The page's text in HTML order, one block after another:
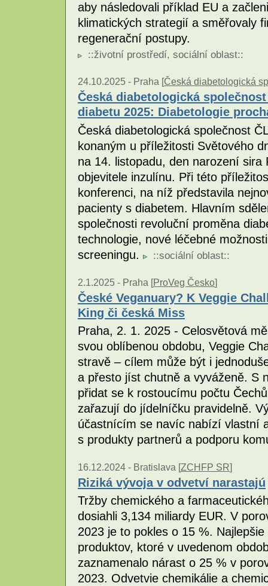
aby následovali příklad EU a
klimatických strategií a směřovaly
regenerační postupy.
::životní prostředí, sociální oblast::
24.10.2025 - Praha [Česká diabetologická
Česká diabetologická
diabetu 2025: Diabetologie
Česká diabetologická společnost
konaným u příležitosti Světového
na 14. listopadu, den narození
objevitele inzulínu. Při této
konferenci, na níž představila
pacienty s diabetem. Hlavním
společnosti revoluční proměna
technologie, nové léčebné
screeningu.
::sociální oblast::
2.1.2025 - Praha [ProVeg Česko]
České Veganuary? K Veggie
King či česká Miss
Praha, 2. 1. 2025 - Celosvětová
svou oblíbenou obdobu, Veggie
stravě – cílem může být i
a přesto jíst chutně a vyváženě. S
přidat se k rostoucímu počtu
zařazují do jídelníčku pravidelně.
účastnícím se navíc nabízí vlastní
s produkty partnerů a podporu
16.12.2024 - Bratislava [ZCHFP SR]
Riziká vývoja v odvetví narastajú
Tržby chemického a
dosiahli 3,134 miliardy EUR. V
2023 je to pokles o 15 %.
produktov, ktoré v uvedenom
zaznamenalo nárast o 25 % v
2023. Odvetvie chemikálie a